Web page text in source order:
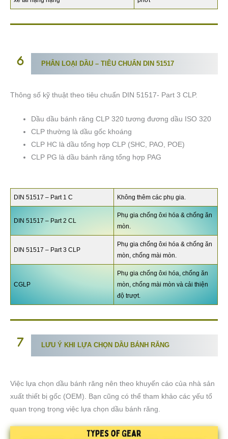
PHÂN LOẠI DẦU– TIÊU CHUẨN DIN 51517
Thông số kỹ thuật theo tiêu chuẩn DIN 51517- Part 3 CLP.
Dầu dầu bánh răng CLP 320 tương đương dầu ISO 320
CLP thường là dầu gốc khoáng
CLP HC là dầu tổng hợp CLP (SHC, PAO, POE)
CLP PG là dầu bánh răng tổng hợp PAG
DIN 51517 – Part 1 C Không thêm các phụ gia.
DIN 51517 – Part 2 CL
Phụ gia chống ôxi hóa & chống ăn
mòn.
DIN 51517 – Part 3 CLP
Phụ gia chống ôxi hóa & chống ăn
mòn, chống mài mòn.
CGLP
Phụ gia chống ôxi hóa, chống ăn
mòn, chống mài mòn và cải thiện
độ trượt.
LƯU Ý KHI LỰA CHỌN DẦU BÁNH RĂNG
Việc lựa chọn dầu bánh răng nên theo khuyến cáo của nhà sản
xuất thiết bị gốc (OEM). Bạn cũng có thể tham khảo các yếu tố
quan trọng trọng việc lựa chọn dầu bánh răng.